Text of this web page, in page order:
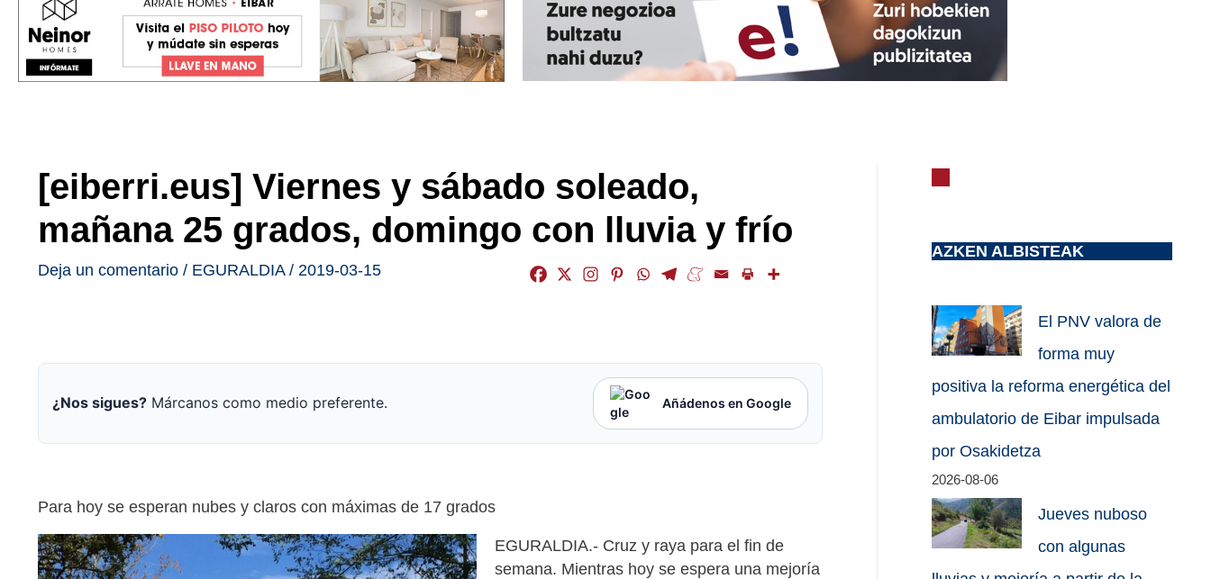
[eiberri.eus] Viernes y sábado soleado,
mañana 25 grados, domingo con lluvia y frío
Deja un comentario / EGURALDIA/ 2019-03-15
¿Nos sigues? Márcanos como medio preferente. Añádenos en Google
Para hoy se esperan nubes y claros con máximas de 17 grados
EGURALDIA.- Cruz y raya para el fin de
semana. Mientras hoy se espera una mejoría
AZKEN ALBISTEAK
El PNV valora de
forma muy
positiva la reforma energética del
ambulatorio de Eibar impulsada
por Osakidetza
2026-08-06
Jueves nuboso
con algunas